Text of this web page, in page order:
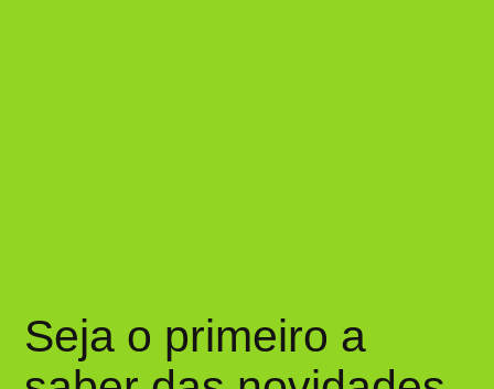
Seja o primeiro a